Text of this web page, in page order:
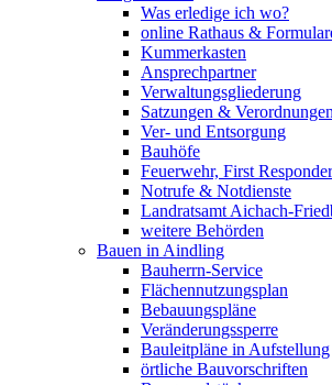
Was erledige ich wo?
online Rathaus &
Kummerkasten
Ansprechpartner
Verwaltungsgliederung
Satzungen & Verordnungen
Ver- und Entsorgung
Bauhöfe
Feuerwehr, First Responder
Notrufe & Notdienste
Landratsamt Aichach-
weitere Behörden
Bauen in Aindling
Bauherrn-Service
Flächennutzungsplan
Bebauungspläne
Veränderungssperre
Bauleitpläne in Aufstellung
örtliche Bauvorschriften